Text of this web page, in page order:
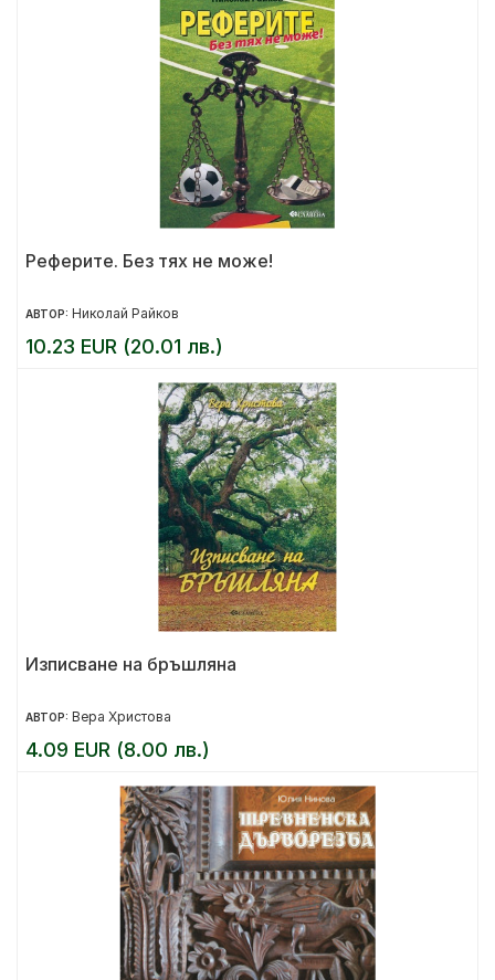
Реферите. Без тях не може!
АВТОР: Николай Райков
10.23 EUR (20.01 лв.)
Изписване на бръшляна
АВТОР: Вера Христова
4.09 EUR (8.00 лв.)